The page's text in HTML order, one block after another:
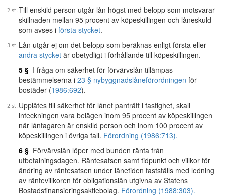
Till enskild person utgår lån högst med belopp som motsvarar
skillnaden mellan 95 procent av köpeskillingen och låneskuld
som avses i första stycket.
Lån utgår ej om det belopp som beräknas enligt första eller
andra stycket är obetydligt i förhållande till köpeskillingen.
5 § I fråga om säkerhet för förvärvslån tillämpas
bestämmelserna i 23 § nybyggnadslåneförordningen för
bostäder (1986:692).
Upplåtes till säkerhet för lånet panträtt i fastighet, skall
inteckningen vara belägen inom 95 procent av köpeskillingen
när låntagaren är enskild person och inom 100 procent av
köpeskillingen i övriga fall. Förordning (1986:713).
6 § Förvärvslån löper med bunden ränta från
utbetalningsdagen. Räntesatsen samt tidpunkt och villkor för
ändring av räntesatsen under lånetiden fastställs med ledning
av räntevillkoren för obligationslån utgivna av Statens
Bostadsfinansieringsaktiebolag. Förordning (1988:303).